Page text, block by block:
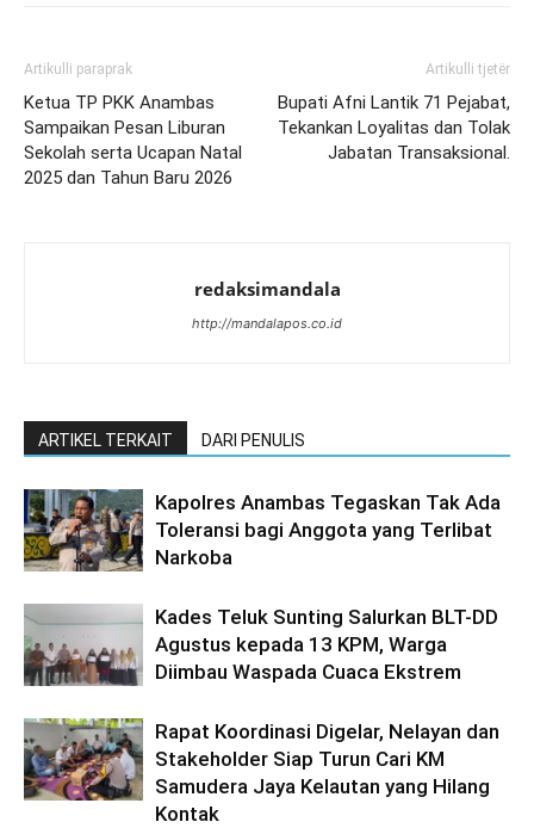
Artikulli paraprak
Ketua TP PKK Anambas
Sampaikan Pesan Liburan
Sekolah serta Ucapan Natal
2025 dan Tahun Baru 2026
Artikulli tjetër
Bupati Afni Lantik 71 Pejabat,
Tekankan Loyalitas dan Tolak
Jabatan Transaksional.
redaksimandala
http://mandalapos.co.id
ARTIKEL TERKAIT DARI PENULIS
Kapolres Anambas Tegaskan Tak Ada
Toleransi bagi Anggota yang Terlibat
Narkoba
Kades Teluk Sunting Salurkan BLT-DD
Agustus kepada 13 KPM, Warga
Diimbau Waspada Cuaca Ekstrem
Rapat Koordinasi Digelar, Nelayan dan
Stakeholder Siap Turun Cari KM
Samudera Jaya Kelautan yang Hilang
Kontak